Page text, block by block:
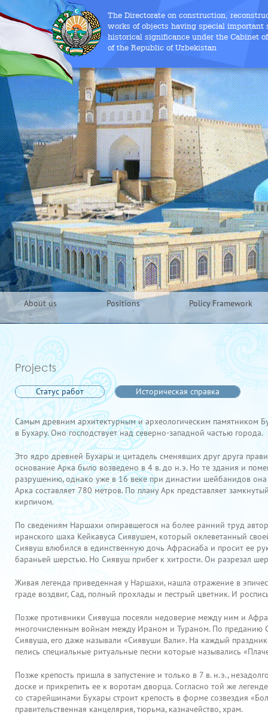
The Directorate on construction,
works of objects having special important
historical significance under the Cabinet
of the Republic of Uzbekistan
About us Positions Policy Framework
Projects
Статус работ Историческая справка
Самым древним архитектурным и археологическим памятником
в Бухару. Оно господствует над северно-западной частью города.
Это ядро древней Бухары и цитадель сменявших друг друга
основание Арка было возведено в 4 в. до н.э. Но те здания и
разрушению, однако уже в 16 веке при династии шейбанидов
Арка составляет 780 метров. По плану Арк представляет
кирпичом.
По сведениям Наршахи опиравшегося на более ранний труд
иранского шаха Кейкавуса Сиявушем, который оклеветанный
Сиявуш влюбился в единственную дочь Афрасиаба и просит ее
бараньей шерстью. Но Сиявуш прибег к хитрости. Он разрезал
Живая легенда приведенная у Наршахи, нашла отражение в
граде воздвиг, Сад, полный прохлады и пестрый цветник. И
Позже противники Сиявуша посеяли недоверие между ним и
многочисленным войнам между Ираном и Тураном. По преданию
Сиявуша, его даже называли «Сиявуши Вали». На каждый
пелись специальные ритуальные песни которые назывались
Позже крепость пришла в запустение и только в 7 в. н.э.,
доске и прикрепить ее к воротам дворца. Согласно той же
со старейшинами Бухары строит крепость в форме созвездия
правительственная канцелярия, тюрьма, казначейство, храм.